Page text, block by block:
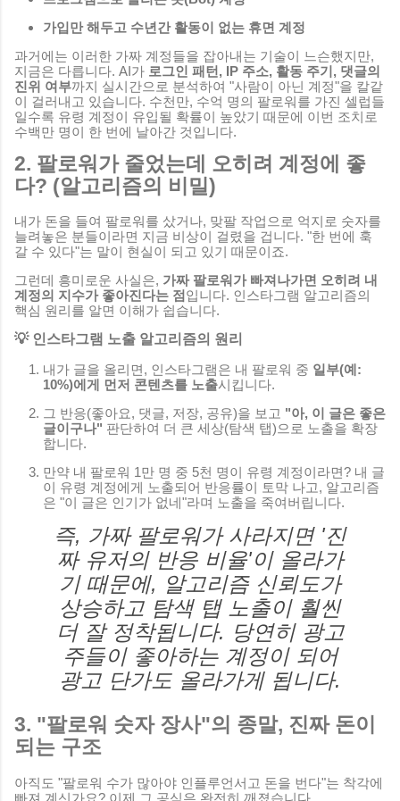
가입만 해두고 수년간 활동이 없는 휴면 계정
과거에는 이러한 가짜 계정들을 잡아내는 기술이 느슨했지만,
지금은 다릅니다. AI가 로그인 패턴, IP 주소, 활동 주기, 댓글의
진위 여부까지 실시간으로 분석하여 "사람이 아닌 계정"을 칼같
이 걸러내고 있습니다. 수천만, 수억 명의 팔로워를 가진 셀럽들
일수록 유령 계정이 유입될 확률이 높았기 때문에 이번 조치로
수백만 명이 한 번에 날아간 것입니다.
2. 팔로워가 줄었는데 오히려 계정에 좋
다? (알고리즘의 비밀)
내가 돈을 들여 팔로워를 샀거나, 맞팔 작업으로 억지로 숫자를
늘려놓은 분들이라면 지금 비상이 걸렸을 겁니다. "한 번에 훅
갈 수 있다"는 말이 현실이 되고 있기 때문이죠.
그런데 흥미로운 사실은, 가짜 팔로워가 빠져나가면 오히려 내
계정의 지수가 좋아진다는 점 입니다. 인스타그램 알고리즘의
핵심 원리를 알면 이해가 쉽습니다.
💡 인스타그램 노출 알고리즘의 원리
내가 글을 올리면, 인스타그램은 내 팔로워 중 일부(예:
10%)에게 먼저 콘텐츠를 노출시킵니다.
그 반응(좋아요, 댓글, 저장, 공유)을 보고 "아, 이 글은 좋은
글이구나" 판단하여 더 큰 세상(탐색 탭)으로 노출을 확장
합니다.
만약 내 팔로워 1만 명 중 5천 명이 유령 계정이라면? 내 글
이 유령 계정에게 노출되어 반응률이 토막 나고, 알고리즘
은 "이 글은 인기가 없네"라며 노출을 죽여버립니다.
즉, 가짜 팔로워가 사라지면 '진
짜 유저의 반응 비율'이 올라가
기 때문에, 알고리즘 신뢰도가
상승하고 탐색 탭 노출이 훨씬
더 잘 정착됩니다. 당연히 광고
주들이 좋아하는 계정이 되어
광고 단가도 올라가게 됩니다.
3. "팔로워 숫자 장사"의 종말, 진짜 돈이
되는 구조
아직도 "팔로워 수가 많아야 인플루언서고 돈을 번다"는 착각에
빠져 계신가요? 이제 그 공식은 완전히 깨졌습니다.